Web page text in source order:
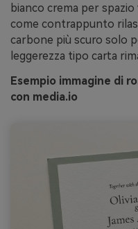
bianco crema per
come contrappunto
carbone più scuro solo
leggerezza tipo carta
Esempio immagine di
con media.io